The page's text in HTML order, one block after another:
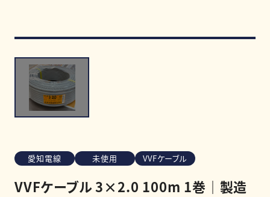
買取強化商品
受付時間 11:00-20:00（定休日:木曜日）
愛知電線 未使用 VVFケーブル
VVFケーブル 3×2.0 100m 1巻｜製造